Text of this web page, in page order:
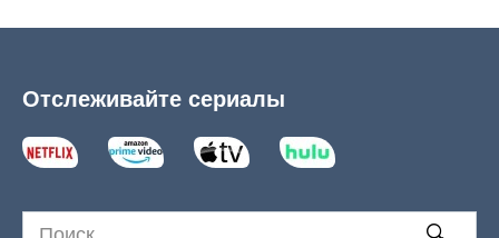
Отслеживайте сериалы
Search